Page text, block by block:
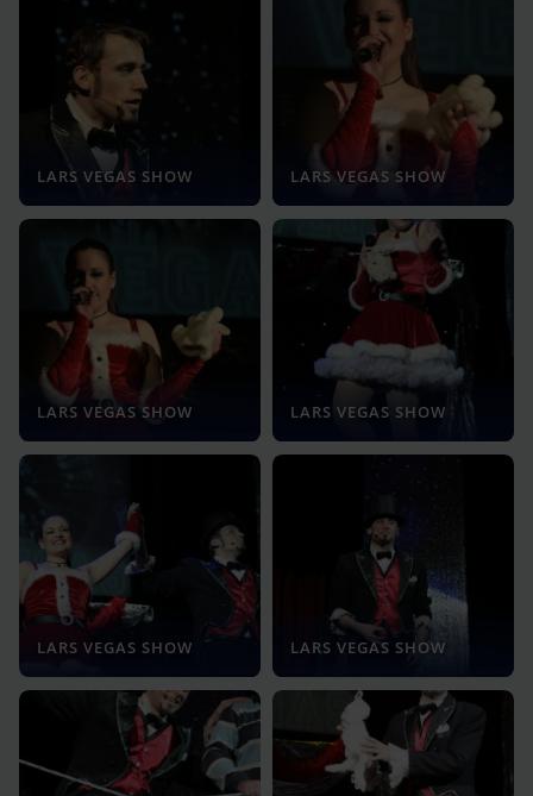
LARS VEGAS SHOW LARS VEGAS SHOW
LARS VEGAS SHOW LARS VEGAS SHOW
LARS VEGAS SHOW LARS VEGAS SHOW